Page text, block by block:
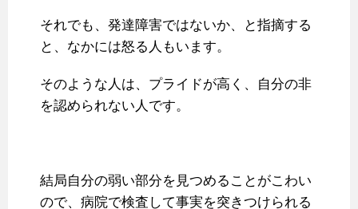
それでも、発達障害ではないか、と指摘する
と、なかには怒る人もいます。
そのような人は、プライドが高く、自分の非
を認められない人です。
結局自分の弱い部分を見つめることがこわい
ので、病院で検査して事実を突きつけられる